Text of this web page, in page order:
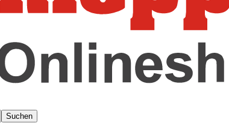
Suchen